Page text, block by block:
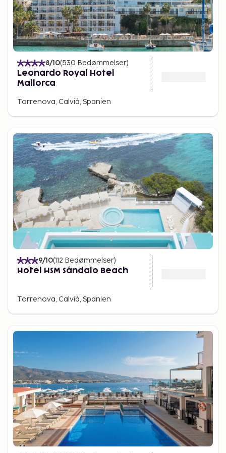
8/10(530 Bedømmelser)
Leonardo Royal Hotel
Mallorca
Torrenova, Calvià, Spanien
9/10(112 Bedømmelser)
Hotel HSM Sándalo Beach
Torrenova, Calvià, Spanien